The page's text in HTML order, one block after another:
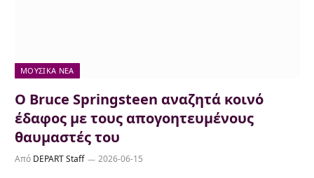
ΜΟΥΣΙΚΆ ΝΈΑ
Ο Bruce Springsteen αναζητά κοινό
έδαφος με τους απογοητευμένους
θαυμαστές του
Από DEPART Staff 2026-06-15